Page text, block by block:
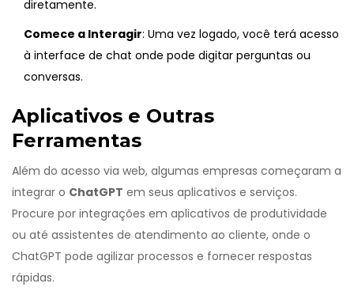
diretamente.
Comece a Interagir: Uma vez logado, você terá acesso
à interface de chat onde pode digitar perguntas ou
conversas.
Aplicativos e Outras
Ferramentas
Além do acesso via web, algumas empresas começaram a
integrar o ChatGPT em seus aplicativos e serviços.
Procure por integrações em aplicativos de produtividade
ou até assistentes de atendimento ao cliente, onde o
ChatGPT pode agilizar processos e fornecer respostas
rápidas.